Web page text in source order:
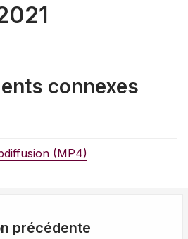
connexes
(MP4)
précédente